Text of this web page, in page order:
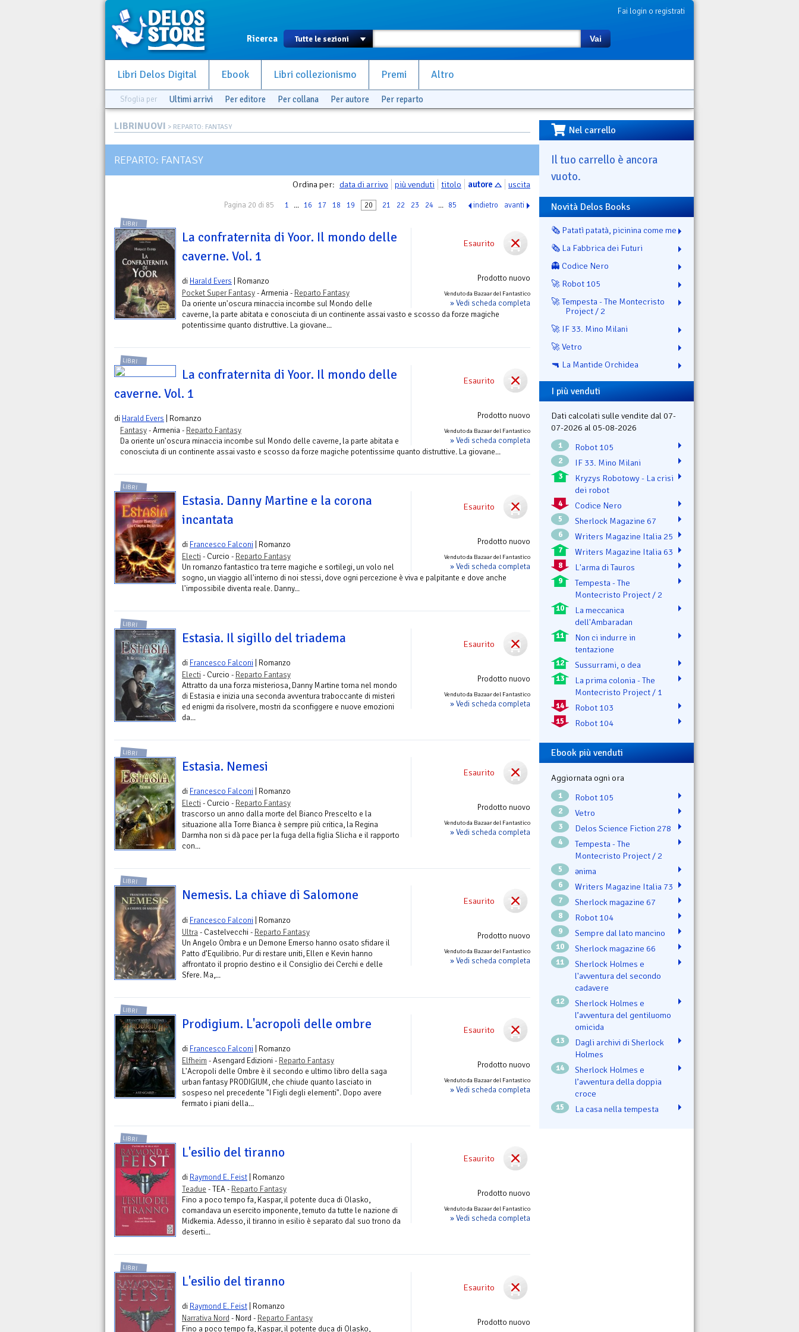
Fai login o registrati
Ricerca Vai
Libri Delos Digital Ebook Libri collezionismo Premi Altro
Sfoglia per Ultimi arrivi Per editore Per collana Per autore Per reparto
LIBRINUOVI > REPARTO: FANTASY
REPARTO: FANTASY
Ordina per: data di arrivo più venduti titolo autore uscita
Pagina 20 di 85 1 ... 16 17 18 19 20 21 22 23 24 ... 85 indietro avanti
Esaurito
Prodotto nuovo
Venduto da Bazaar del Fantastico
» Vedi scheda completa
LIBRI
La confraternita di Yoor. Il mondo delle
caverne. Vol. 1
di Harald Evers | Romanzo
Pocket Super Fantasy- Armenia - Reparto Fantasy
Da oriente un'oscura minaccia incombe sul Mondo delle
caverne, la parte abitata e conosciuta di un continente assai vasto e scosso da forze magiche
potentissime quanto distruttive. La giovane...
Esaurito
Prodotto nuovo
Venduto da Bazaar del Fantastico
» Vedi scheda completa
LIBRI
La confraternita di Yoor. Il mondo delle
caverne. Vol. 1
di Harald Evers | Romanzo
Fantasy- Armenia - Reparto Fantasy
Da oriente un'oscura minaccia incombe sul Mondo delle caverne, la parte abitata e
conosciuta di un continente assai vasto e scosso da forze magiche potentissime quanto distruttive. La giovane...
Esaurito
Prodotto nuovo
Venduto da Bazaar del Fantastico
» Vedi scheda completa
LIBRI
Estasia. Danny Martine e la corona
incantata
di Francesco Falconi | Romanzo
Electi - Curcio - Reparto Fantasy
Un romanzo fantastico tra terre magiche e sortilegi, un volo nel
sogno, un viaggio all'interno di noi stessi, dove ogni percezione è viva e palpitante e dove anche
l'impossibile diventa reale. Danny...
Esaurito
Prodotto nuovo
Venduto da Bazaar del Fantastico
» Vedi scheda completa
LIBRI
Estasia. Il sigillo del triadema
di Francesco Falconi | Romanzo
Electi - Curcio - Reparto Fantasy
Attratto da una forza misteriosa, Danny Martine torna nel mondo
di Estasia e inizia una seconda avventura traboccante di misteri
ed enigmi da risolvere, mostri da sconfiggere e nuove emozioni
da...
Esaurito
Prodotto nuovo
Venduto da Bazaar del Fantastico
» Vedi scheda completa
LIBRI
Estasia. Nemesi
di Francesco Falconi | Romanzo
Electi - Curcio - Reparto Fantasy
trascorso un anno dalla morte del Bianco Prescelto e la
situazione alla Torre Bianca è sempre più critica, la Regina
Darmha non si dà pace per la fuga della figlia Slicha e il rapporto
con...
Esaurito
Prodotto nuovo
Venduto da Bazaar del Fantastico
» Vedi scheda completa
LIBRI
Nemesis. La chiave di Salomone
di Francesco Falconi | Romanzo
Ultra- Castelvecchi - Reparto Fantasy
Un Angelo Ombra e un Demone Emerso hanno osato sfidare il
Patto d’Equilibrio. Pur di restare uniti, Ellen e Kevin hanno
affrontato il proprio destino e il Consiglio dei Cerchi e delle
Sfere. Ma,...
Esaurito
Prodotto nuovo
Venduto da Bazaar del Fantastico
» Vedi scheda completa
LIBRI
Prodigium. L'acropoli delle ombre
di Francesco Falconi | Romanzo
Elfheim - Asengard Edizioni - Reparto Fantasy
L'Acropoli delle Ombre è il secondo e ultimo libro della saga
urban fantasy PRODIGIUM, che chiude quanto lasciato in
sospeso nel precedente "I Figli degli elementi". Dopo avere
fermato i piani della...
Esaurito
Prodotto nuovo
Venduto da Bazaar del Fantastico
» Vedi scheda completa
LIBRI
L'esilio del tiranno
di Raymond E. Feist | Romanzo
Teadue - TEA - Reparto Fantasy
Fino a poco tempo fa, Kaspar, il potente duca di Olasko,
comandava un esercito imponente, temuto da tutte le nazione di
Midkemia. Adesso, il tiranno in esilio è separato dal suo trono da
deserti...
Esaurito
Prodotto nuovo
LIBRI
L'esilio del tiranno
di Raymond E. Feist | Romanzo
Narrativa Nord- Nord - Reparto Fantasy
Fino a poco tempo fa, Kaspar, il potente duca di Olasko,
Nel carrello
Il tuo carrello è ancora
vuoto.
Novità Delos Books
🗞️ Patatì patatà, picinina come me
🗞️ La Fabbrica dei Futuri
👻 Codice Nero
🚀 Robot 105
🚀 Tempesta - The Montecristo
Project / 2
🚀 IF 33. Mino Milani
🚀 Vetro
🔫 La Mantide Orchidea
I più venduti
Dati calcolati sulle vendite dal 07-
07-2026 al 05-08-2026
1 Robot 105
2 IF 33. Mino Milani
3
Kryzys Robotowy - La crisi
dei robot
4 Codice Nero
5 Sherlock Magazine 67
6 Writers Magazine Italia 25
7 Writers Magazine Italia 63
8 L'arma di Tauros
9
Tempesta - The
Montecristo Project / 2
10
La meccanica
dell'Ambaradan
11
Non ci indurre in
tentazione
12 Sussurrami, o dea
13
La prima colonia - The
Montecristo Project / 1
14 Robot 103
15 Robot 104
Ebook più venduti
Aggiornata ogni ora
1 Robot 105
2 Vetro
3 Delos Science Fiction 278
4
Tempesta - The
Montecristo Project / 2
5 ənima
6 Writers Magazine Italia 73
7 Sherlock magazine 67
8 Robot 104
9 Sempre dal lato mancino
10 Sherlock magazine 66
11
Sherlock Holmes e
l'avventura del secondo
cadavere
12
Sherlock Holmes e
l’avventura del gentiluomo
omicida
13
Dagli archivi di Sherlock
Holmes
14
Sherlock Holmes e
l’avventura della doppia
croce
15 La casa nella tempesta